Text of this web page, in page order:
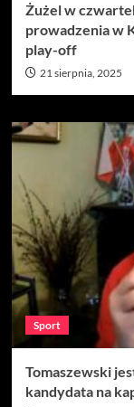
Żużel w
prowadzenia w
play-off
21 sierpnia, 2025
Sport
Tomaszewski
kandydata na